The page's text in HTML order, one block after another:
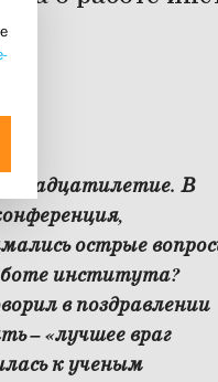
двадцатилетие. В
острые
института?
в поздравлении
– «лучшее враг
к ученым